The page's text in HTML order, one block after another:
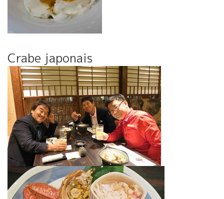
Crabe japonais